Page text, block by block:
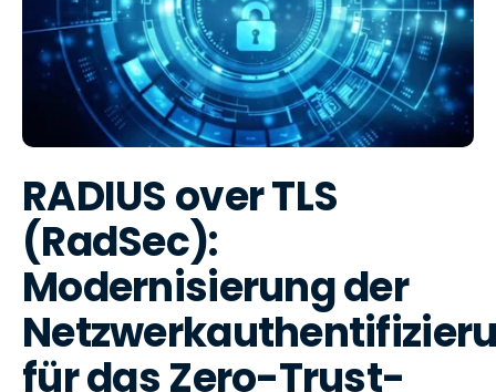
RADIUS over TLS
(RadSec):
Modernisierung der
für das Zero-Trust-